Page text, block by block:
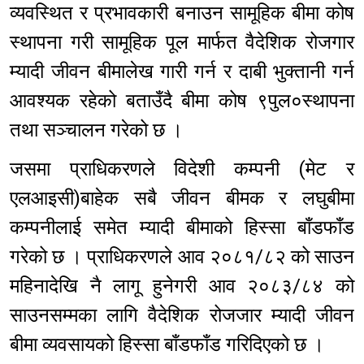
व्यवस्थित र प्रभावकारी बनाउन सामूहिक बीमा कोष
स्थापना गरी सामूहिक पूल मार्फत वैदेशिक रोजगार
म्यादी जीवन बीमालेख गारी गर्न र दाबी भुक्तानी गर्न
आवश्यक रहेको बताउँदै बीमा कोष ९पुल०स्थापना
तथा सञ्चालन गरेको छ ।
जसमा प्राधिकरणले विदेशी कम्पनी (मेट र
एलआइसी)बाहेक सबै जीवन बीमक र लघुबीमा
कम्पनीलाई समेत म्यादी बीमाको हिस्सा बाँडफाँड
गरेको छ । प्राधिकरणले आव २०८१/८२ को साउन
महिनादेखि नै लागू हुनेगरी आव २०८३/८४ को
साउनसम्मका लागि वैदेशिक रोजजार म्यादी जीवन
बीमा व्यवसायको हिस्सा बाँडफाँड गरिदिएको छ ।